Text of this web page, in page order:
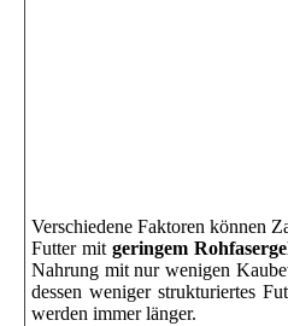
Verschiedene Faktoren können
Futter mit geringem
Nahrung mit nur wenigen
dessen weniger strukturiertes
werden immer länger.